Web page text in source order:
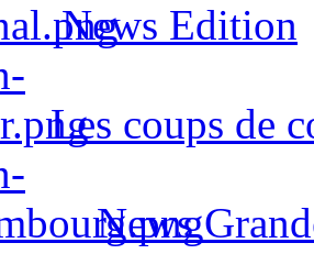
News Edition
Les coups de
News